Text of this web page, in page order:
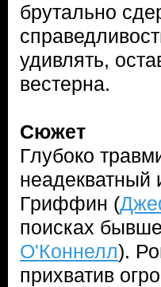
брутально
удивлять,
вестерна.
Сюжет
Глубоко
Гриффин (
поисках
О'Коннелл).
прихватив